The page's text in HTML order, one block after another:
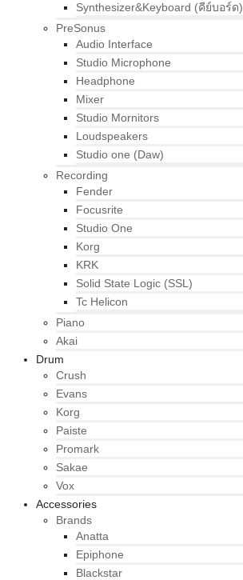
Synthesizer&Keyboard (คีย์บอร์ด)
PreSonus
Audio Interface
Studio Microphone
Headphone
Mixer
Studio Mornitors
Loudspeakers
Studio one (Daw)
Recording
Fender
Focusrite
Studio One
Korg
KRK
Solid State Logic (SSL)
Tc Helicon
Piano
Akai
Drum
Crush
Evans
Korg
Paiste
Promark
Sakae
Vox
Accessories
Brands
Anatta
Epiphone
Blackstar